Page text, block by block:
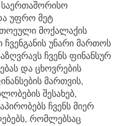
საერთაშორისო
უფრო მეტ
მოქალაქის
უნარი მართოს
ჩვენს ფინანსურ
და ცხოვრების
მართვის,
შესახებ,
ჩვენს მიერ
რომლებსაც